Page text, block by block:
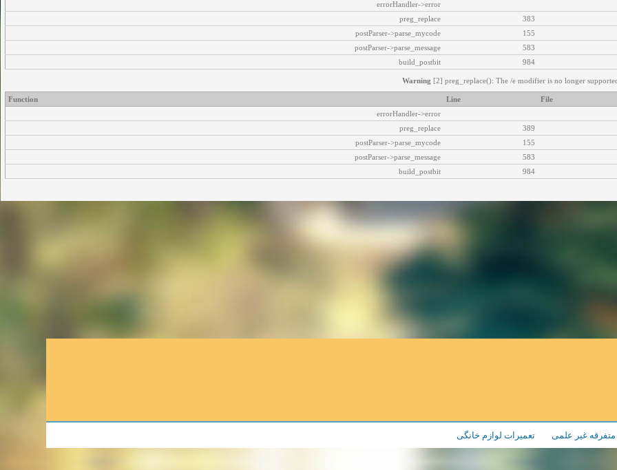
errorHandler->error
383
preg_replace
155
postParser->parse_mycode
583
postParser->parse_message
984
build_postbit
Warning [2] preg_replace(): The /e modifier is no longer
File
Line
Function
errorHandler->error
389
preg_replace
155
postParser->parse_mycode
583
postParser->parse_message
984
build_postbit
غیر علمی تعمیرات لوازم خانگی